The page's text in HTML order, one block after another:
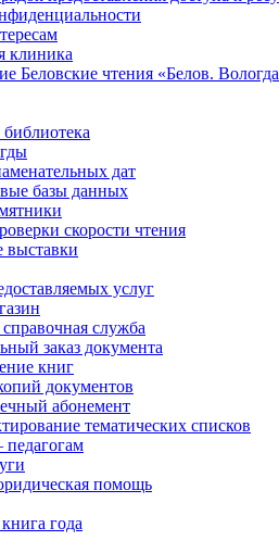
клиника
Беловские чтения «Белов.
дат
базы данных
скорости чтения
выставки
услуг
служба
заказ документа
книг
документов
абонемент
тематических списков
педагогам
помощь
года